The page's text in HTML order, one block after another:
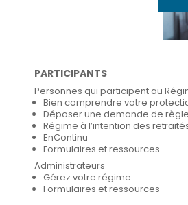
PARTICIPANTS
Personnes qui participent au
Bien comprendre votre
Déposer une demande de
Régime à l’intention des
EnContinu
Formulaires et ressources
Administrateurs
Gérez votre régime
Formulaires et ressources